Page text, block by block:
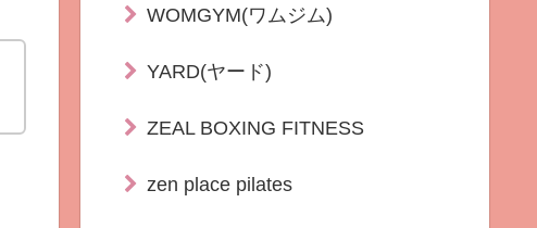
WOMGYM(ワムジム)
YARD(ヤード)
ZEAL BOXING FITNESS
zen place pilates